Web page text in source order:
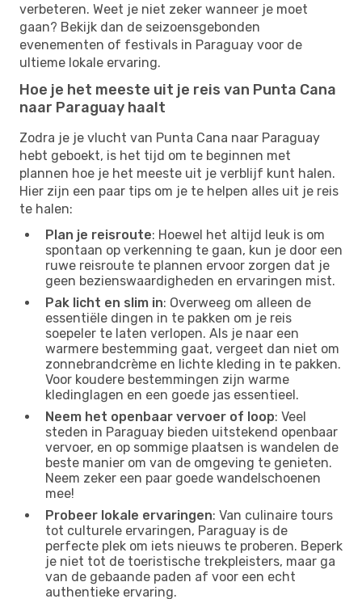
verbeteren. Weet je niet zeker wanneer je moet
gaan? Bekijk dan de seizoensgebonden
evenementen of festivals in Paraguay voor de
ultieme lokale ervaring.
Hoe je het meeste uit je reis van Punta Cana
naar Paraguay haalt
Zodra je je vlucht van Punta Cana naar Paraguay
hebt geboekt, is het tijd om te beginnen met
plannen hoe je het meeste uit je verblijf kunt halen.
Hier zijn een paar tips om je te helpen alles uit je reis
te halen:
Plan je reisroute: Hoewel het altijd leuk is om
spontaan op verkenning te gaan, kun je door een
ruwe reisroute te plannen ervoor zorgen dat je
geen bezienswaardigheden en ervaringen mist.
Pak licht en slim in: Overweeg om alleen de
essentiële dingen in te pakken om je reis
soepeler te laten verlopen. Als je naar een
warmere bestemming gaat, vergeet dan niet om
zonnebrandcrème en lichte kleding in te pakken.
Voor koudere bestemmingen zijn warme
kledinglagen en een goede jas essentieel.
Neem het openbaar vervoer of loop: Veel
steden in Paraguay bieden uitstekend openbaar
vervoer, en op sommige plaatsen is wandelen de
beste manier om van de omgeving te genieten.
Neem zeker een paar goede wandelschoenen
mee!
Probeer lokale ervaringen: Van culinaire tours
tot culturele ervaringen, Paraguay is de
perfecte plek om iets nieuws te proberen. Beperk
je niet tot de toeristische trekpleisters, maar ga
van de gebaande paden af ​​voor een echt
authentieke ervaring.